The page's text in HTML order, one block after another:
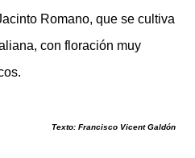
Romano, que se cultiva
con floración muy
Texto: Francisco Vicent Galdón